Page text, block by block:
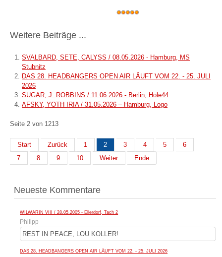
Weitere Beiträge ...
SVALBARD, SETE, CALYSS / 08.05.2026 - Hamburg, MS
Stubnitz
DAS 28. HEADBANGERS OPEN AIR LÄUFT VOM 22. - 25. JULI
2026
SUGAR, J. ROBBINS / 11.06.2026 - Berlin, Hole44
AFSKY, YOTH IRIA / 31.05.2026 – Hamburg, Logo
Seite 2 von 1213
Start Zurück 1 2 3 4 5
6
7
8 9 10 Weiter Ende
Neueste Kommentare
WILWARIN VIII / 28.05.2005 - Ellerdorf, Tach 2
Philipp
REST IN PEACE, LOU KOLLER!
DAS 28. HEADBANGERS OPEN AIR LÄUFT VOM 22. - 25. JULI 2026